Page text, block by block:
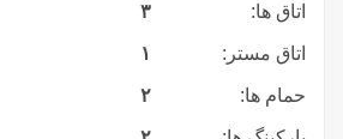
اتاق ها: ۳
اتاق مستر: ۱
حمام ها: ۲